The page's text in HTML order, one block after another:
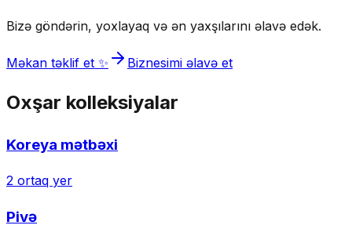
Bizə göndərin, yoxlayaq və ən yaxşılarını əlavə edək.
Məkan təklif et ✨ Biznesimi əlavə et
Oxşar kolleksiyalar
Koreya mətbəxi
2 ortaq yer
Pivə